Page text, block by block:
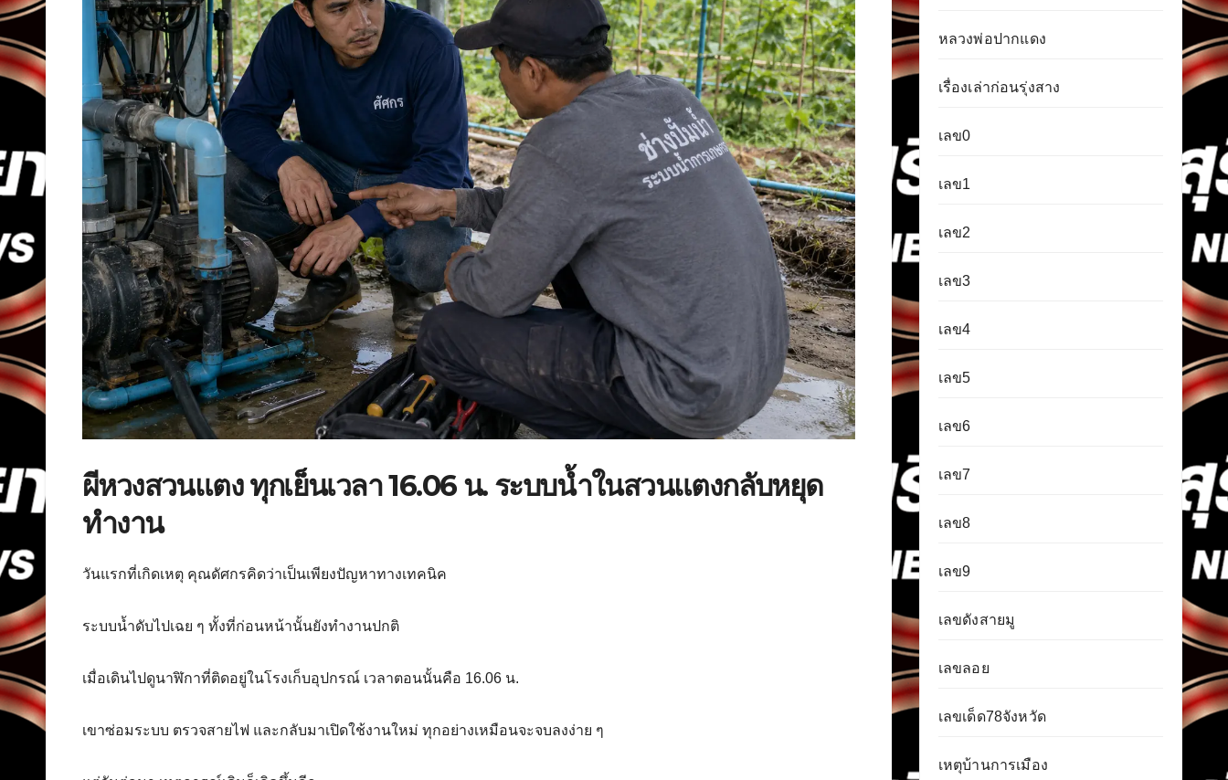
ผีหวงสวนแตง ทุกเย็นเวลา 16.06 น. ระบบน้ำในสวนแตงกลับหยุด
ทำงาน
วันแรกที่เกิดเหตุ คุณดัศกรคิดว่าเป็นเพียงปัญหาทางเทคนิค
ระบบน้ำดับไปเฉย ๆ ทั้งที่ก่อนหน้านั้นยังทำงานปกติ
เมื่อเดินไปดูนาฬิกาที่ติดอยู่ในโรงเก็บอุปกรณ์ เวลาตอนนั้นคือ 16.06 น.
เขาซ่อมระบบ ตรวจสายไฟ และกลับมาเปิดใช้งานใหม่ ทุกอย่างเหมือนจะจบลงง่าย ๆ
หลวงพ่อปากแดง
เรื่องเล่าก่อนรุ่งสาง
เลข0
เลข1
เลข2
เลข3
เลข4
เลข5
เลข6
เลข7
เลข8
เลข9
เลขดังสายมู
เลขลอย
เลขเด็ด78จังหวัด
เหตุบ้านการเมือง